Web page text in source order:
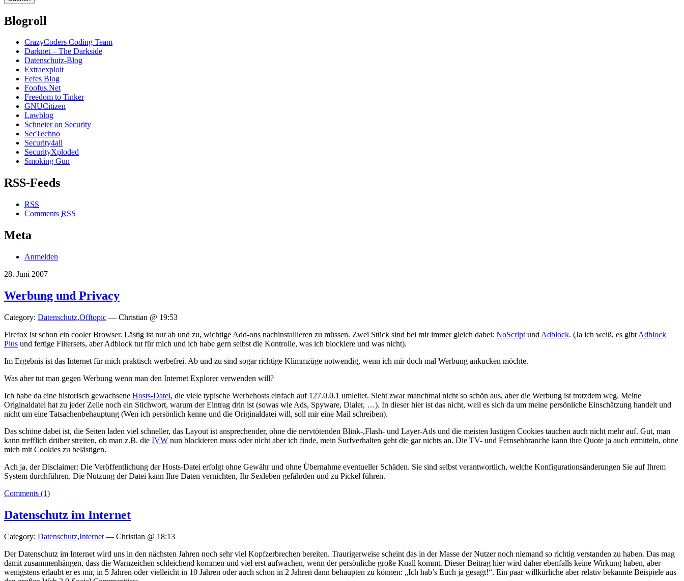
Blogroll
CrazyCoders Coding Team
Darknet – The Darkside
Datenschutz-Blog
Extraexploit
Fefes Blog
Foofus.Net
Freedom to Tinker
GNUCitizen
Lawblog
Schneier on Security
SecTechno
Security4all
SecurityXploded
Smoking Gun
RSS-Feeds
RSS
Comments RSS
Meta
Anmelden
28. Juni 2007
Werbung und Privacy
Category: Datenschutz,Offtopic — Christian @ 19:53
Firefox ist schon ein cooler Browser. Lästig ist nur ab und zu, wichtige Add-ons nachinstallieren zu müssen. Zwei Stück sind bei mir immer gleich dabei: NoScript und Adblock. (Ja ich weiß, es gibt Adblock
Plus und fertige Filtersets, aber Adblock tut für mich und ich habe gern selbst die Kontrolle, was ich blockiere und was nicht).
Im Ergebnis ist das Internet für mich praktisch werbefrei. Ab und zu sind sogar richtige Klimmzüge notwendig, wenn ich mir doch mal Werbung ankucken möchte.
Was aber tut man gegen Werbung wenn man den Internet Explorer verwenden will?
Ich habe da eine historisch gewachsene Hosts-Datei, die viele typische Werbehosts einfach auf 127.0.0.1 umleitet. Sieht zwar manchmal nicht so schön aus, aber die Werbung ist trotzdem weg. Meine
Originaldatei hat zu jeder Zeile noch ein Stichwort, warum der Eintrag drin ist (sowas wie Ads, Spyware, Dialer, …). In dieser hier ist das nicht, weil es sich da um meine persönliche Einschätzung handelt und
nicht um eine Tatsachenbehauptung (Wen ich persönlich kenne und die Originaldatei will, soll mir eine Mail schreiben).
Das schöne dabei ist, die Seiten laden viel schneller, das Layout ist ansprechender, ohne die nervtötenden Blink-,Flash- und Layer-Ads und die meisten lustigen Cookies tauchen auch nicht mehr auf. Gut, man
kann trefflich drüber streiten, ob man z.B. die IVW nun blockieren muss oder nicht aber ich finde, mein Surfverhalten geht die gar nichts an. Die TV- und Fernsehbranche kann ihre Quote ja auch ermitteln, ohne
mich mit Cookies zu belästigen.
Ach ja, der Disclaimer: Die Veröffentlichung der Hosts-Datei erfolgt ohne Gewähr und ohne Übernahme eventueller Schäden. Sie sind selbst verantwortlich, welche Konfigurationsänderungen Sie auf Ihrem
System durchführen. Die Nutzung der Datei kann Ihre Daten vernichten, Ihr Sexleben gefährden und zu Pickel führen.
Comments (1)
Datenschutz im Internet
Category: Datenschutz,Internet — Christian @ 18:13
Der Datenschutz im Internet wird uns in den nächsten Jahren noch sehr viel Kopfzerbrechen bereiten. Traurigerweise scheint das in der Masse der Nutzer noch niemand so richtig verstanden zu haben. Das mag
damit zusammenhängen, dass die Warnzeichen schleichend kommen und viel erst aufwachen, wenn der persönliche große Knall kommt. Dieser Beitrag hier wird daher ebenfalls keine Wirkung haben, aber
wenigstens erlaubt er es mir, in 5 Jahren oder vielleicht in 10 Jahren oder auch schon in 2 Jahren dann behaupten zu können: „Ich hab’s Euch ja gesagt!“. Ein paar willkürliche aber relativ bekannte Beispiele aus